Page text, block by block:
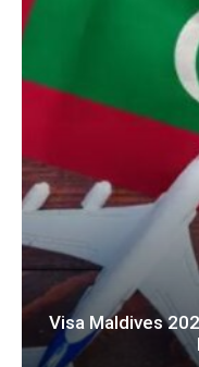
Visa Maldives